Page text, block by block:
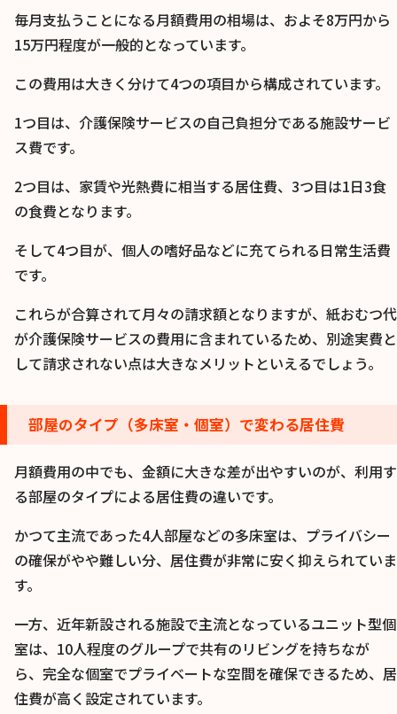
毎月支払うことになる月額費用の相場は、およそ8万円から
15万円程度が一般的となっています。
この費用は大きく分けて4つの項目から構成されています。
1つ目は、介護保険サービスの自己負担分である施設サービ
ス費です。
2つ目は、家賃や光熱費に相当する居住費、3つ目は1日3食
の食費となります。
そして4つ目が、個人の嗜好品などに充てられる日常生活費
です。
これらが合算されて月々の請求額となりますが、紙おむつ代
が介護保険サービスの費用に含まれているため、別途実費と
して請求されない点は大きなメリットといえるでしょう。
部屋のタイプ（多床室・個室）で変わる居住費
月額費用の中でも、金額に大きな差が出やすいのが、利用す
る部屋のタイプによる居住費の違いです。
かつて主流であった4人部屋などの多床室は、プライバシー
の確保がやや難しい分、居住費が非常に安く抑えられていま
す。
一方、近年新設される施設で主流となっているユニット型個
室は、10人程度のグループで共有のリビングを持ちなが
ら、完全な個室でプライベートな空間を確保できるため、居
住費が高く設定されています。